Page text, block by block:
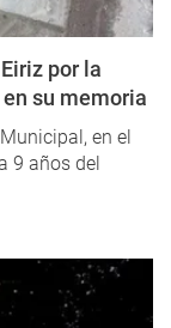
por la
su memoria
en el
9 años del